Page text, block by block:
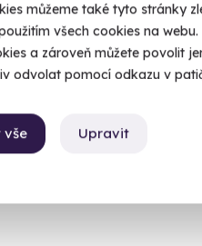
můžeme také tyto stránky
všech cookies na
a zároveň můžete povolit
odvolat pomocí odkazu v
Upravit
vše